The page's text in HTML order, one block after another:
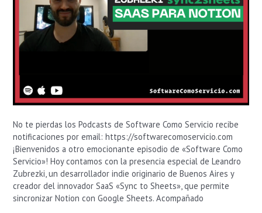
No te pierdas los Podcasts de Software Como Servicio recibe
notificaciones por email: https://softwarecomoservicio.com
¡Bienvenidos a otro emocionante episodio de «Software Como
Servicio»! Hoy contamos con la presencia especial de Leandro
Zubrezki, un desarrollador indie originario de Buenos Aires y
creador del innovador SaaS «Sync to Sheets», que permite
sincronizar Notion con Google Sheets. Acompañado